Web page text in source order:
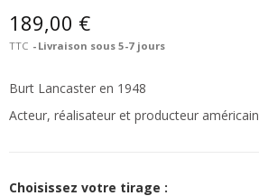
189,00 €
TTC Livraison sous 5-7 jours
Burt Lancaster en 1948
Acteur, réalisateur et producteur américain
Choisissez votre tirage :